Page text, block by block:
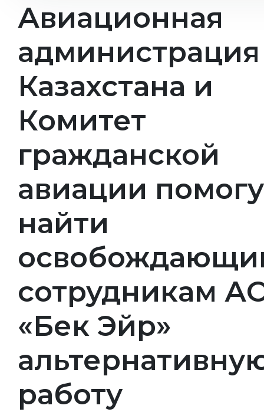
2020
Авиационная
администрация
Казахстана и
Комитет
гражданской
авиации
найти
сотрудникам
«Бек Эйр»
работу